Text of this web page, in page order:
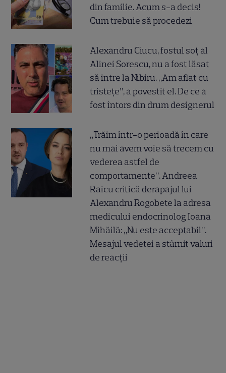
din familie. Acum s-a decis!
Cum trebuie să procedezi
Alexandru Ciucu, fostul soț al
Alinei Sorescu, nu a fost lăsat
să intre la Nibiru. „Am aflat cu
tristețe”, a povestit el. De ce a
fost întors din drum designerul
„Trăim într-o perioadă în care
nu mai avem voie să trecem cu
vederea astfel de
comportamente”. Andreea
Raicu critică derapajul lui
Alexandru Rogobete la adresa
medicului endocrinolog Ioana
Mihăilă: „Nu este acceptabil”.
Mesajul vedetei a stârnit valuri
de reacții